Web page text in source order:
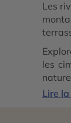
Les
les
Lire